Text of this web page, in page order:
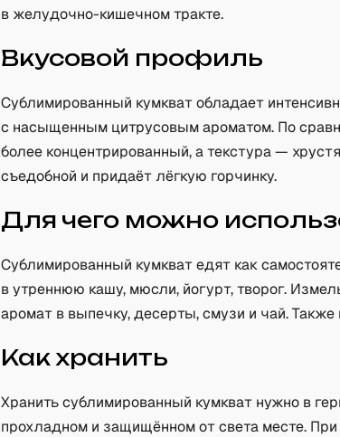
в желудочно-кишечном тракте.
Вкусовой профиль
Сублимированный кумкват обладает
с насыщенным цитрусовым ароматом. По
более концентрированный, а текстура —
съедобной и придаёт лёгкую горчинку.
Для чего можно
Сублимированный кумкват едят как
в утреннюю кашу, мюсли, йогурт, творог.
аромат в выпечку, десерты, смузи и чай.
Как хранить
Хранить сублимированный кумкват нужно в
прохладном и защищённом от света месте.